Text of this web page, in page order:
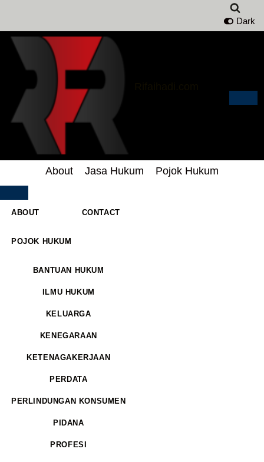
Lompat
ke
konten
Dark
About Jasa Hukum Pojok Hukum
ABOUT CONTACT
POJOK HUKUM
BANTUAN HUKUM
ILMU HUKUM
KELUARGA
KENEGARAAN
KETENAGAKERJAAN
PERDATA
PERLINDUNGAN KONSUMEN
PIDANA
PROFESI